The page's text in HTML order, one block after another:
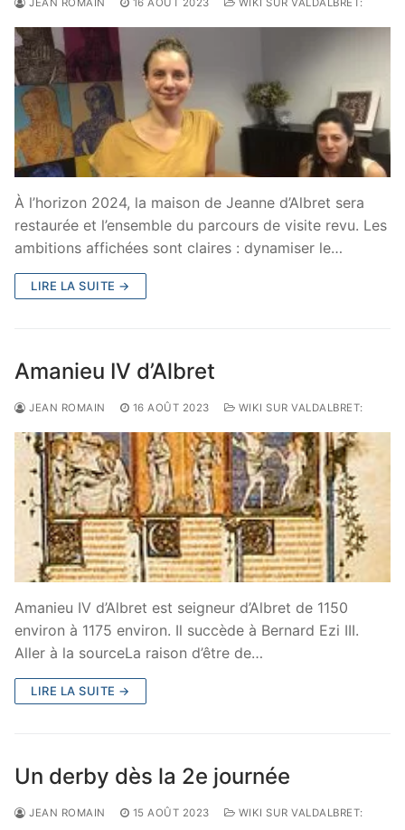
À l’horizon 2024, la maison de Jeanne d’Albret sera
restaurée et l’ensemble du parcours de visite revu. Les
ambitions affichées sont claires : dynamiser le…
LIRE LA SUITE →
Amanieu IV d’Albret
JEAN ROMAIN 16 AOÛT 2023 WIKI SUR VALDALBRET:
Amanieu IV d’Albret est seigneur d’Albret de 1150
environ à 1175 environ. Il succède à Bernard Ezi III.
Aller à la sourceLa raison d’être de…
LIRE LA SUITE →
Un derby dès la 2e journée
JEAN ROMAIN 15 AOÛT 2023 WIKI SUR VALDALBRET: